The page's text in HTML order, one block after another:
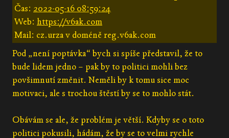
Čas: 2022-05-16 08:59:24
Web: https://v6ak.com
Mail: cz.urza v doméně reg.v6ak.com
Pod „není poptávka“ bych si spíše představil, že to
bude lidem jedno – pak by to politici mohli bez
povšimnutí změnit. Neměli by k tomu sice moc
motivaci, ale s trochou štěstí by se to mohlo stát.
Obávám se ale, že problém je větší. Kdyby se o toto
politici pokusili, hádám, že by se to velmi rychle